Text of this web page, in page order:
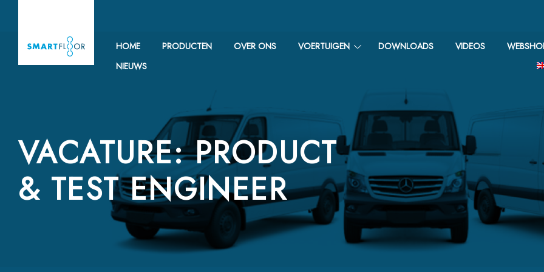
HOME PRODUCTEN OVER ONS VOERTUIGEN DOWNLOADS VIDEOS
NIEUWS
VACATURE: PRODUCT
& TEST ENGINEER